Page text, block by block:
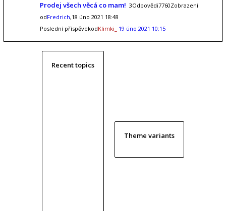
Prodej všech věcá co mam! 3Odpovědi7760Zobrazení
odFredrich,18 úno 2021 18:48
Poslední příspěvekodKlimki_ 19 úno 2021 10:15
Recent topics
Theme variants